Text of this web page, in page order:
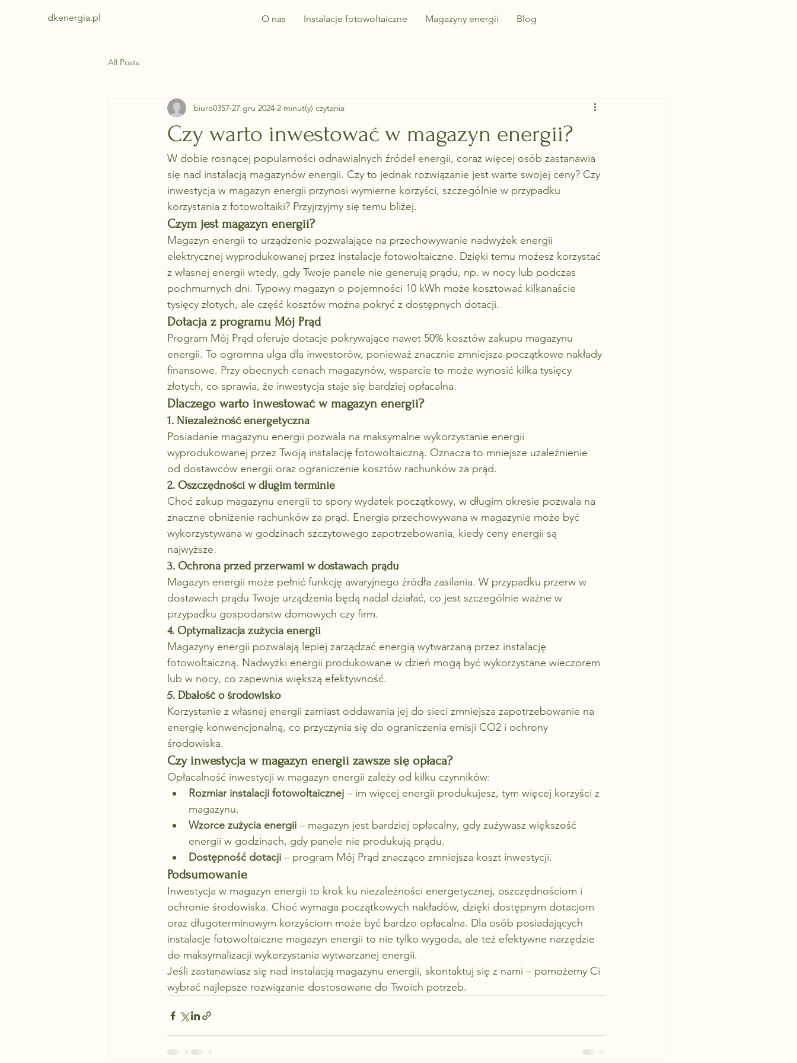
dkenergia.pl O nas Instalacje fotowoltaiczne Magazyny energii Blog
All Posts
Czy warto inwestować w magazyn energii?
biuro0357 27 gru 2024 2 minut(y) czytania
W dobie rosnącej popularności odnawialnych źródeł energii, coraz więcej osób zastanawia
się nad instalacją magazynów energii. Czy to jednak rozwiązanie jest warte swojej ceny? Czy
inwestycja w magazyn energii przynosi wymierne korzyści, szczególnie w przypadku
korzystania z fotowoltaiki? Przyjrzyjmy się temu bliżej.
Czym jest magazyn energii?
Magazyn energii to urządzenie pozwalające na przechowywanie nadwyżek energii
elektrycznej wyprodukowanej przez instalacje fotowoltaiczne. Dzięki temu możesz korzystać
z własnej energii wtedy, gdy Twoje panele nie generują prądu, np. w nocy lub podczas
pochmurnych dni. Typowy magazyn o pojemności 10 kWh może kosztować kilkanaście
tysięcy złotych, ale część kosztów można pokryć z dostępnych dotacji.
Dotacja z programu Mój Prąd
Program Mój Prąd oferuje dotacje pokrywające nawet 50% kosztów zakupu magazynu
energii. To ogromna ulga dla inwestorów, ponieważ znacznie zmniejsza początkowe nakłady
finansowe. Przy obecnych cenach magazynów, wsparcie to może wynosić kilka tysięcy
złotych, co sprawia, że inwestycja staje się bardziej opłacalna.
Dlaczego warto inwestować w magazyn energii?
1. Niezależność energetyczna
Posiadanie magazynu energii pozwala na maksymalne wykorzystanie energii
wyprodukowanej przez Twoją instalację fotowoltaiczną. Oznacza to mniejsze uzależnienie
od dostawców energii oraz ograniczenie kosztów rachunków za prąd.
2. Oszczędności w długim terminie
Choć zakup magazynu energii to spory wydatek początkowy, w długim okresie pozwala na
znaczne obniżenie rachunków za prąd. Energia przechowywana w magazynie może być
wykorzystywana w godzinach szczytowego zapotrzebowania, kiedy ceny energii są
najwyższe.
3. Ochrona przed przerwami w dostawach prądu
Magazyn energii może pełnić funkcję awaryjnego źródła zasilania. W przypadku przerw w
dostawach prądu Twoje urządzenia będą nadal działać, co jest szczególnie ważne w
przypadku gospodarstw domowych czy firm.
4. Optymalizacja zużycia energii
Magazyny energii pozwalają lepiej zarządzać energią wytwarzaną przez instalację
fotowoltaiczną. Nadwyżki energii produkowane w dzień mogą być wykorzystane wieczorem
lub w nocy, co zapewnia większą efektywność.
5. Dbałość o środowisko
Korzystanie z własnej energii zamiast oddawania jej do sieci zmniejsza zapotrzebowanie na
energię konwencjonalną, co przyczynia się do ograniczenia emisji CO2 i ochrony
środowiska.
Czy inwestycja w magazyn energii zawsze się opłaca?
Opłacalność inwestycji w magazyn energii zależy od kilku czynników:
Rozmiar instalacji fotowoltaicznej – im więcej energii produkujesz, tym więcej korzyści z
magazynu.
Wzorce zużycia energii – magazyn jest bardziej opłacalny, gdy zużywasz większość
energii w godzinach, gdy panele nie produkują prądu.
Dostępność dotacji – program Mój Prąd znacząco zmniejsza koszt inwestycji.
Podsumowanie
Inwestycja w magazyn energii to krok ku niezależności energetycznej, oszczędnościom i
ochronie środowiska. Choć wymaga początkowych nakładów, dzięki dostępnym dotacjom
oraz długoterminowym korzyściom może być bardzo opłacalna. Dla osób posiadających
instalacje fotowoltaiczne magazyn energii to nie tylko wygoda, ale też efektywne narzędzie
do maksymalizacji wykorzystania wytwarzanej energii.
Jeśli zastanawiasz się nad instalacją magazynu energii, skontaktuj się z nami – pomożemy Ci
wybrać najlepsze rozwiązanie dostosowane do Twoich potrzeb.